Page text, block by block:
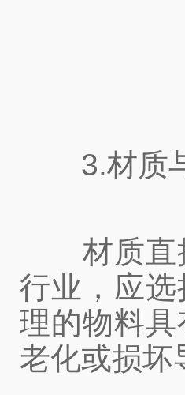
3.材质与
材质直接
行业，应
理的物料
老化或损坏